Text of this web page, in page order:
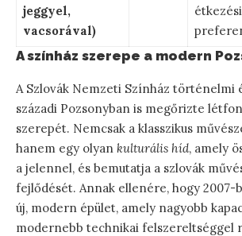
jeggyel,
vacsorával)
étkezési
A színház szerepe a modern
A Szlovák Nemzeti Színház történelmi
századi Pozsonyban is megőrizte
szerepét. Nemcsak a klasszikus
hanem egy olyan kulturális híd, amely
a jelennel, és bemutatja a szlovák
fejlődését. Annak ellenére, hogy 2007-
új, modern épület, amely nagyobb
modernebb technikai felszereltséggel